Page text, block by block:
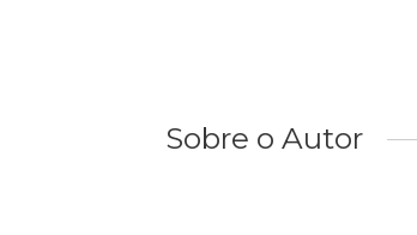
Sobre o Autor